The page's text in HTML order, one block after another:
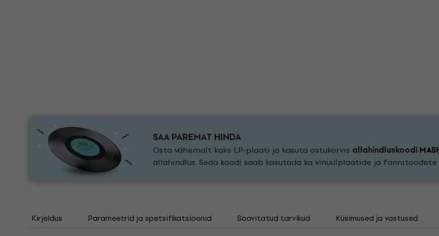
SAA PAREMAT HINDA
Osta vähemalt kaks LP-plaati ja kasuta ostukorvis allahindluskoodi
allahindlus. Seda koodi saab kasutada ka vinüülplaatide ja
Kirjeldus Parameetrid ja spetsifikatsioonid Soovitatud tarvikud Küsimused ja vastused